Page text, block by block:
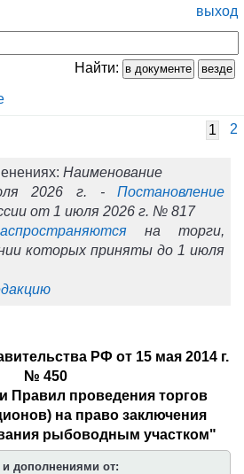
выход
Найти:
1 2
Наименование
2026 г. -Постановление
от 1 июля 2026 г. № 817
на торги,
которых приняты до 1 июля
РФ от 15 мая 2014 г.
№ 450
Правил проведения торгов
на право заключения
рыбоводным участком"
дополнениями от: